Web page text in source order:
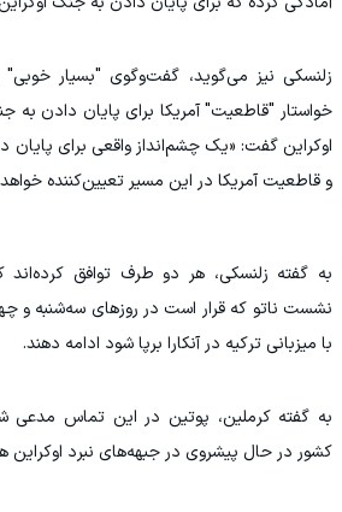
زلنسکی نیز می‌گوید، گفت‌وگوی "بسیار
خواستار "قاطعیت" آمریکا برای پایان دادن
اوکراین گفت: «یک چشم‌انداز واقعی برای
و قاطعیت آمریکا در این مسیر تعیین‌کننده
به گفته زلنسکی، هر دو طرف توافق
نشست ناتو که قرار است در روز‌های سه‌شنبه و
با میزبانی ترکیه در آنکارا برپا شود ادامه دهند.
به گفته کرملین، پوتین در این تماس مدعی
کشور در حال پیشروی در جبهه‌های نبرد اوکراین